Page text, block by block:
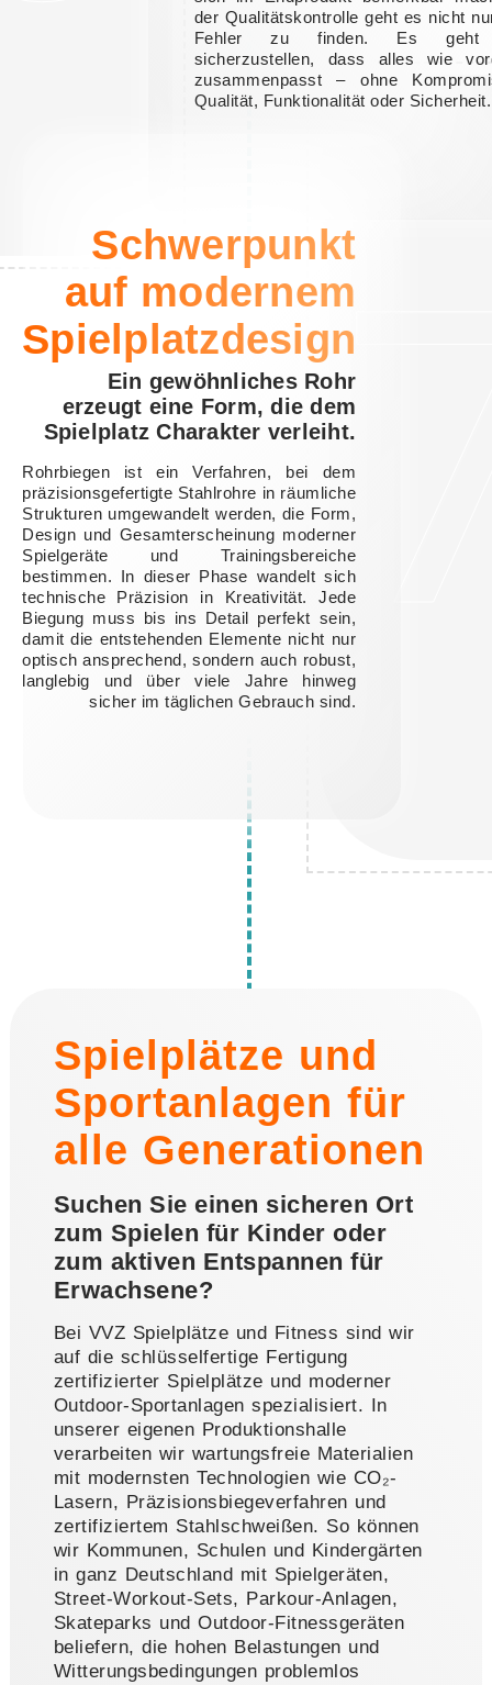
der Qualitätskontrolle geht es nicht
Fehler zu finden. Es geht
sicherzustellen, dass alles wie
zusammenpasst – ohne
Qualität, Funktionalität oder Sicherheit.
Schwerpunkt
auf modernem
Spielplatzdesign
Ein gewöhnliches Rohr
erzeugt eine Form, die dem
Spielplatz Charakter verleiht.
Rohrbiegen ist ein Verfahren, bei dem
präzisionsgefertigte Stahlrohre in räumliche
Strukturen umgewandelt werden, die Form,
Design und Gesamterscheinung moderner
Spielgeräte und Trainingsbereiche
bestimmen. In dieser Phase wandelt sich
technische Präzision in Kreativität. Jede
Biegung muss bis ins Detail perfekt sein,
damit die entstehenden Elemente nicht nur
optisch ansprechend, sondern auch robust,
langlebig und über viele Jahre hinweg
sicher im täglichen Gebrauch sind.
Spielplätze und
Sportanlagen für
alle Generationen
Suchen Sie einen sicheren Ort
zum Spielen für Kinder oder
zum aktiven Entspannen für
Erwachsene?
Bei VVZ Spielplätze und Fitness sind wir
auf die schlüsselfertige Fertigung
zertifizierter Spielplätze und moderner
Outdoor-Sportanlagen spezialisiert. In
unserer eigenen Produktionshalle
verarbeiten wir wartungsfreie Materialien
mit modernsten Technologien wie CO₂-
Lasern, Präzisionsbiegeverfahren und
zertifiziertem Stahlschweißen. So können
wir Kommunen, Schulen und Kindergärten
in ganz Deutschland mit Spielgeräten,
Street-Workout-Sets, Parkour-Anlagen,
Skateparks und Outdoor-Fitnessgeräten
beliefern, die hohen Belastungen und
Witterungsbedingungen problemlos